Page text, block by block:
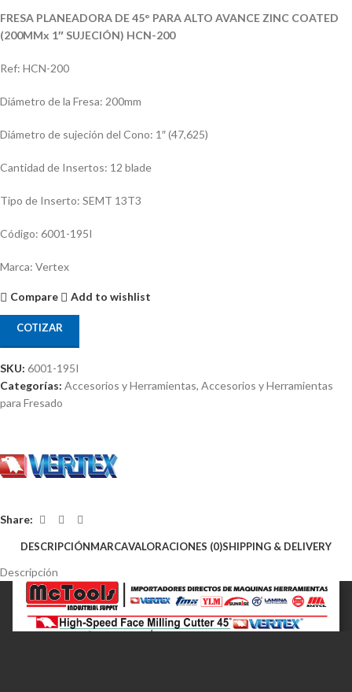
FRESA PLANEADORA DE 45° PARA ALTO AVANCE ZINC COATED
(200MMx 1″ SUJECIÓN) HCN-200
Ref: HCN-200
Diámetro de la Fresa: 200mm
Diámetro de sujeción del Cono: 1″ (47,625)
Cantidad de Insertos: 12 blade
Tipo de Inserto: SEMT 13T3
Código: 6001-195I
Marca: Vertex
Compare Add to wishlist
COTIZAR
SKU: 6001-195I
Categorías: Accesorios y Herramientas, Accesorios y Herramientas
para Fresado
Share:
DESCRIPCIÓNMARCAVALORACIONES (0)SHIPPING & DELIVERY
Descripción